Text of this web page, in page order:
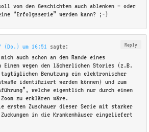
von den Geschichten auch ablenken – oder
“Erfolgsserie” werden kann? ;-)
(Do.) um 16:51 sagte: Reply
auch schon an den Rande eines
Einen wegen den lächerlichen Stories (z.B.
Benutzung ein elektronischer
identifiziert werden können) und zum
welche eigentlich nur durch einen
zu erklären wäre.
ersten Zuschauer dieser Serie mit starker
in die Krankenhäuser eingeliefert